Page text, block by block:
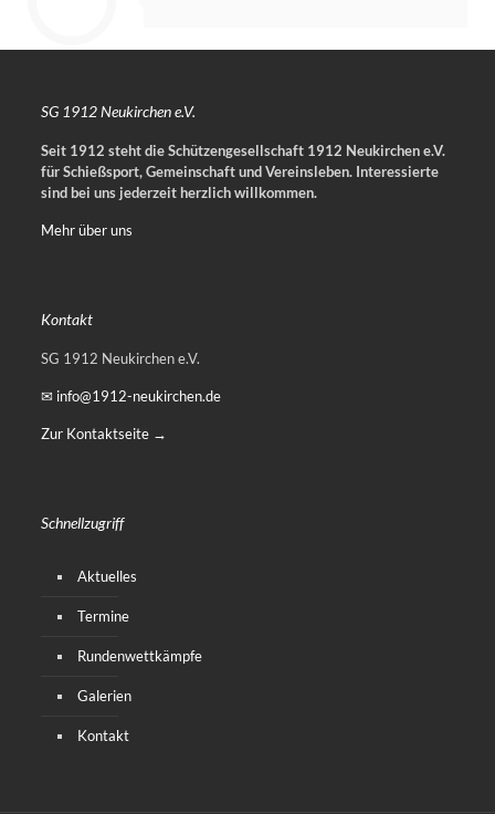
SG 1912 Neukirchen e.V.
Seit 1912 steht die Schützengesellschaft 1912 Neukirchen e.V.
für Schießsport, Gemeinschaft und Vereinsleben. Interessierte
sind bei uns jederzeit herzlich willkommen.
Mehr über uns
Kontakt
SG 1912 Neukirchen e.V.
✉ info@1912-neukirchen.de
Zur Kontaktseite →
Schnellzugriff
Aktuelles
Termine
Rundenwettkämpfe
Galerien
Kontakt